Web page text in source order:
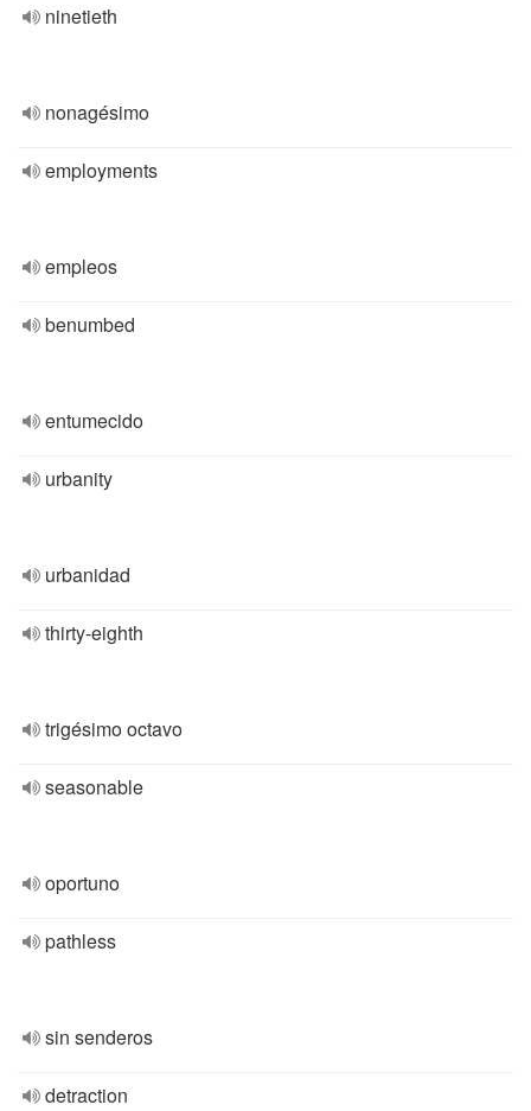
ninetieth
nonagésimo
employments
empleos
benumbed
entumecido
urbanity
urbanidad
thirty-eighth
trigésimo octavo
seasonable
oportuno
pathless
sin senderos
detraction